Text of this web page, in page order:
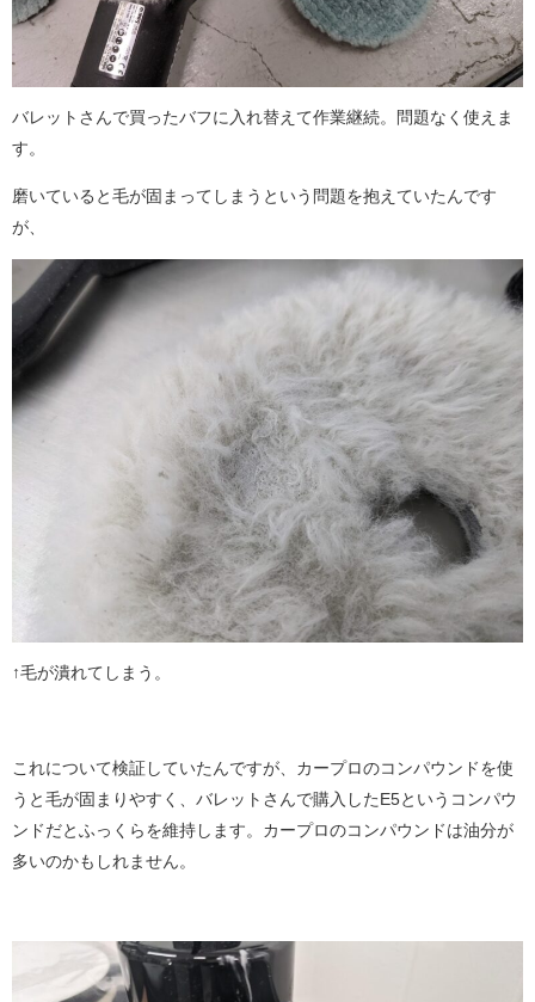
バレットさんで買ったバフに入れ替えて作業継続。問題なく使えま
す。
磨いていると毛が固まってしまうという問題を抱えていたんです
が、
↑毛が潰れてしまう。
これについて検証していたんですが、カープロのコンパウンドを使
うと毛が固まりやすく、バレットさんで購入したE5というコンパウ
ンドだとふっくらを維持します。カープロのコンパウンドは油分が
多いのかもしれません。